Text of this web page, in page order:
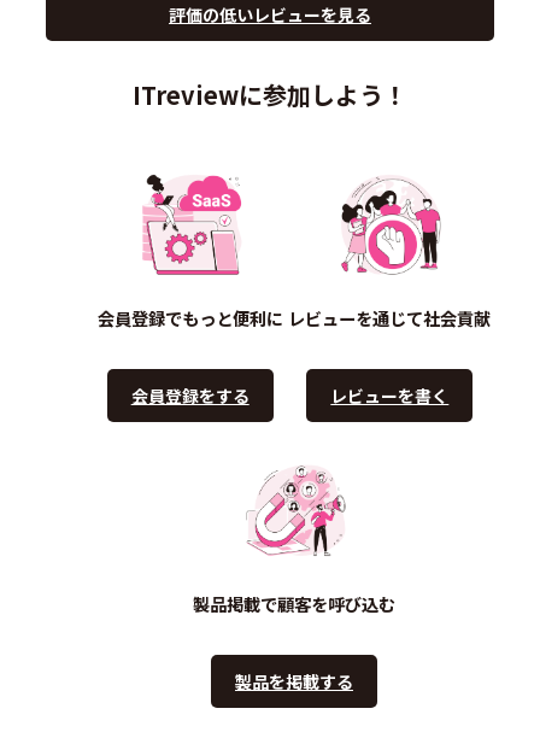
評価の低いレビューを見る
ITreviewに参加しよう！
会員登録でもっと便利に
会員登録をする
レビューを通じて社会貢献
レビューを書く
製品掲載で顧客を呼び込む
製品を掲載する